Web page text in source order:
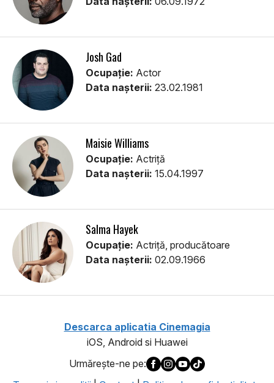
Josh Gad
Ocupație: Actor
Data nașterii: 23.02.1981
Maisie Williams
Ocupație: Actriţă
Data nașterii: 15.04.1997
Salma Hayek
Ocupație: Actriță, producătoare
Data nașterii: 02.09.1966
Descarca aplicatia Cinemagia
iOS, Android si Huawei
Urmăreşte-ne pe: